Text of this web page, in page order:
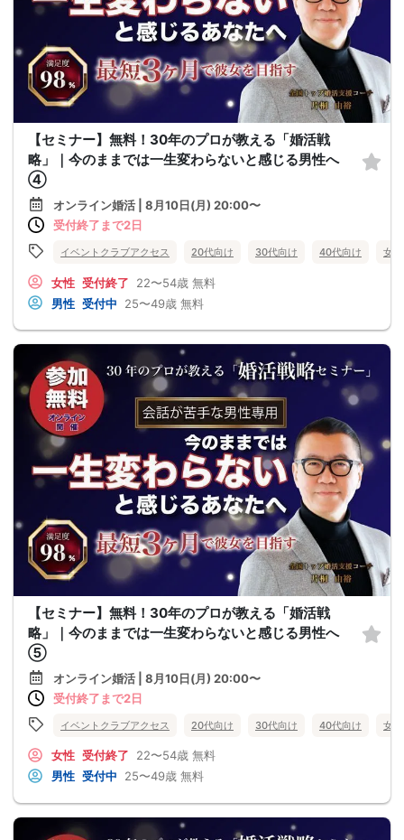
【セミナー】無料！30年のプロが教える「婚活戦
略」｜今のままでは一生変わらないと感じる男性へ
④
オンライン婚活 | 8月10日(月) 20:00〜
受付終了まで2日
イベントクラブアクセス 20代向け 30代向け 40代向け 女
女性 受付終了 22〜54歳 無料
男性 受付中 25〜49歳 無料
【セミナー】無料！30年のプロが教える「婚活戦
略」｜今のままでは一生変わらないと感じる男性へ
⑤
オンライン婚活 | 8月10日(月) 20:00〜
受付終了まで2日
イベントクラブアクセス 20代向け 30代向け 40代向け 女
女性 受付終了 22〜54歳 無料
男性 受付中 25〜49歳 無料